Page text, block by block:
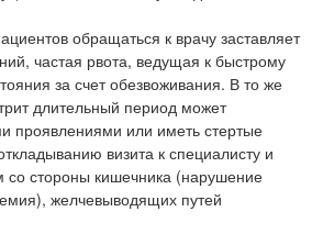
обращаться к врачу заставляет
частая рвота, ведущая к быстрому
за счет обезвоживания. В то же
длительный период может
проявлениями или иметь стертые
визита к специалисту и
стороны кишечника (нарушение
желчевыводящих путей